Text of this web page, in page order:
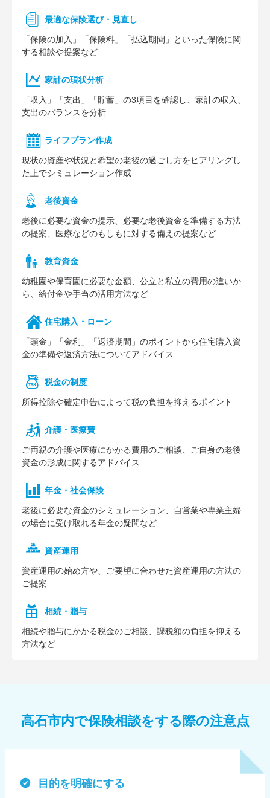
最適な保険選び・見直し
「保険の加入」「保険料」「払込期間」といった保険に関
する相談や提案など
家計の現状分析
「収入」「支出」「貯蓄」の3項目を確認し、家計の収入、
支出のバランスを分析
ライフプラン作成
現状の資産や状況と希望の老後の過ごし方をヒアリングし
た上でシミュレーション作成
⽼後資⾦
老後に必要な資金の提示、必要な老後資金を準備する方法
の提案、医療などのもしもに対する備えの提案など
教育資金
幼稚園や保育園に必要な⾦額、公⽴と私⽴の費⽤の違いか
ら、給付⾦や⼿当の活⽤⽅法など
住宅購⼊・ローン
「頭⾦」「⾦利」「返済期間」のポイントから住宅購⼊資
⾦の準備や返済⽅法についてアドバイス
税⾦の制度
所得控除や確定申告によって税の負担を抑えるポイント
介護・医療費
ご両親の介護や医療にかかる費⽤のご相談、ご⾃⾝の⽼後
資⾦の形成に関するアドバイス
年⾦・社会保険
⽼後に必要な資⾦のシミュレーション、⾃営業や専業主婦
の場合に受け取れる年⾦の疑問など
資産運用
資産運⽤の始め⽅や、ご要望に合わせた資産運⽤の⽅法の
ご提案
相続・贈与
相続や贈与にかかる税⾦のご相談、課税額の負担を抑える
⽅法など
高石市内で保険相談をする際の注意点
目的を明確にする